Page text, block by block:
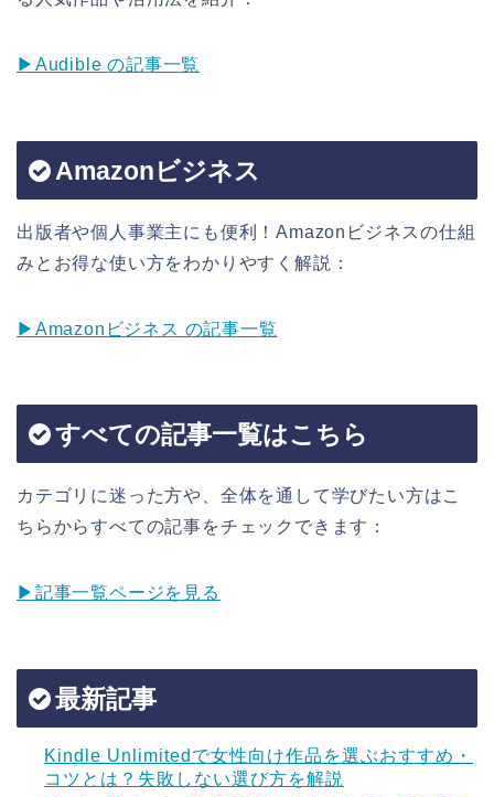
▶Audible の記事一覧
Amazonビジネス
出版者や個人事業主にも便利！Amazonビジネスの仕組
みとお得な使い方をわかりやすく解説：
▶Amazonビジネス の記事一覧
すべての記事一覧はこちら
カテゴリに迷った方や、全体を通して学びたい方はこ
ちらからすべての記事をチェックできます：
▶記事一覧ページを見る
最新記事
Kindle Unlimitedで女性向け作品を選ぶおすすめ・
コツとは？失敗しない選び方を解説